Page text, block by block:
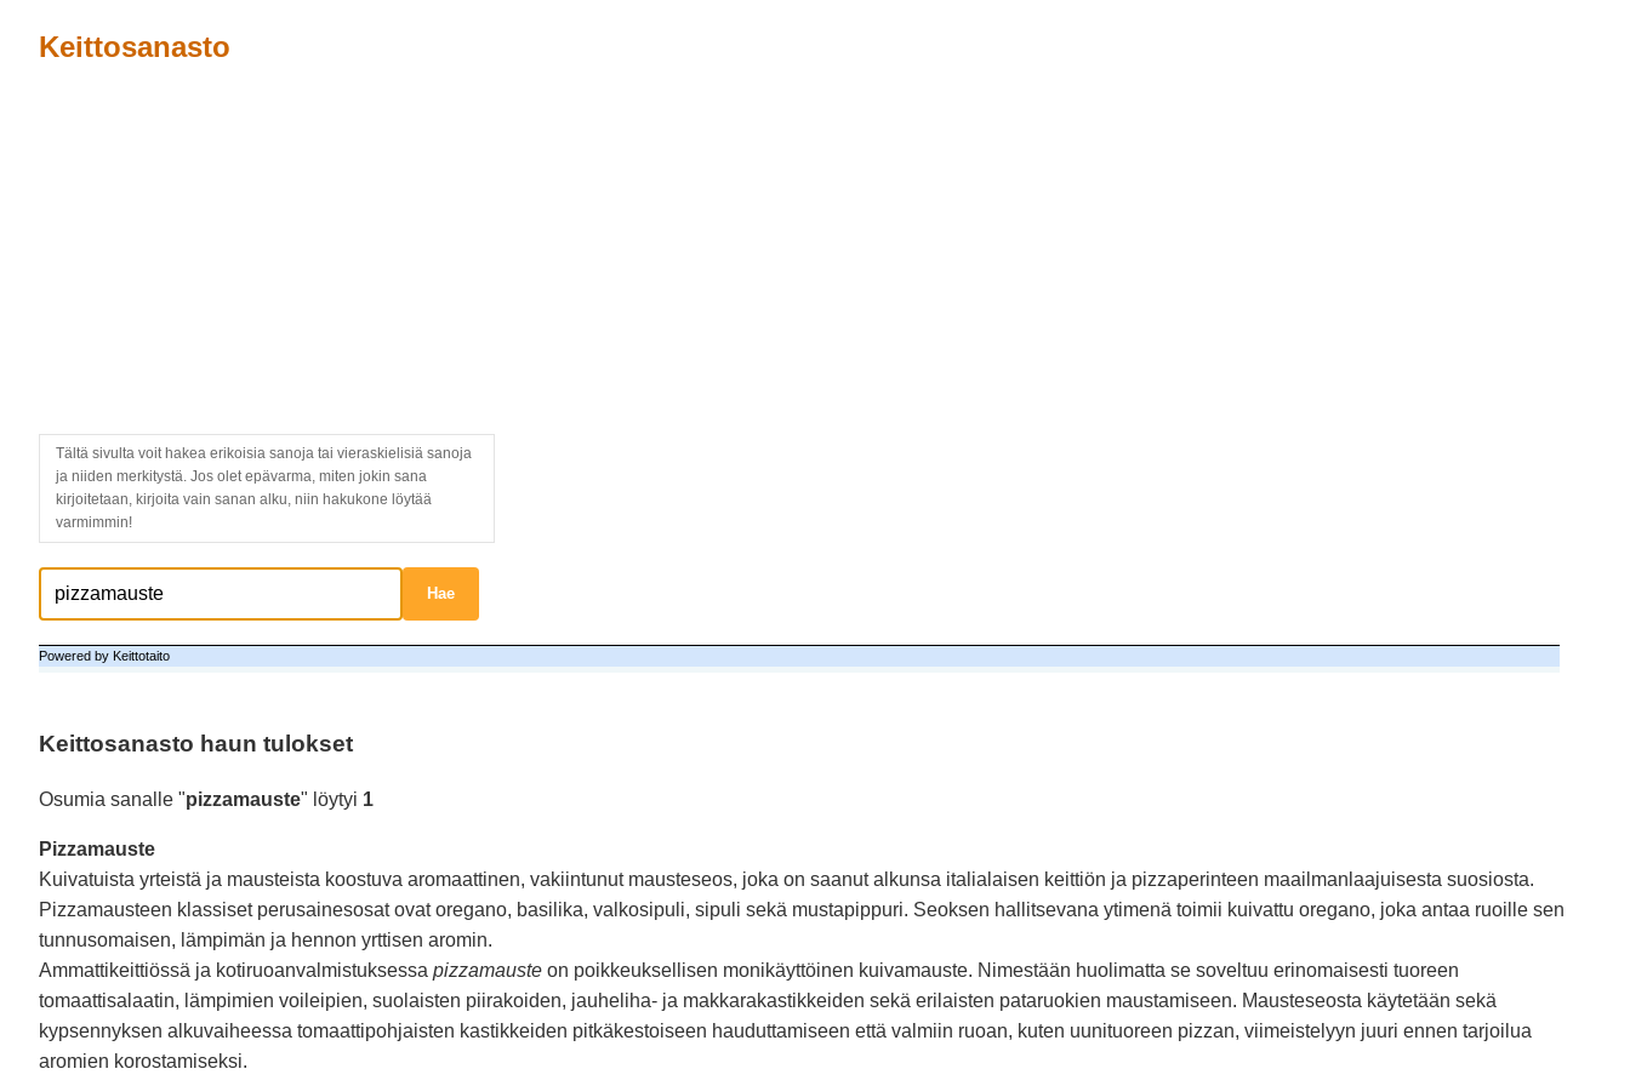
Keittosanasto
Tältä sivulta voit hakea erikoisia sanoja tai vieraskielisiä sanoja
ja niiden merkitystä. Jos olet epävarma, miten jokin sana
kirjoitetaan, kirjoita vain sanan alku, niin hakukone löytää
varmimmin!
Powered by Keittotaito
Keittosanasto haun tulokset
Osumia sanalle "pizzamauste" löytyi 1
Pizzamauste
Kuivatuista yrteistä ja mausteista koostuva aromaattinen, vakiintunut mausteseos, joka on saanut alkunsa italialaisen keittiön ja pizzaperinteen maailmanlaajuisesta suosiosta.
Pizzamausteen klassiset perusainesosat ovat oregano, basilika, valkosipuli, sipuli sekä mustapippuri. Seoksen hallitsevana ytimenä toimii kuivattu oregano, joka antaa ruoille sen
tunnusomaisen, lämpimän ja hennon yrttisen aromin.
Ammattikeittiössä ja kotiruoanvalmistuksessa pizzamauste on poikkeuksellisen monikäyttöinen kuivamauste. Nimestään huolimatta se soveltuu erinomaisesti tuoreen
tomaattisalaatin, lämpimien voileipien, suolaisten piirakoiden, jauheliha- ja makkarakastikkeiden sekä erilaisten pataruokien maustamiseen. Mausteseosta käytetään sekä
kypsennyksen alkuvaiheessa tomaattipohjaisten kastikkeiden pitkäkestoiseen hauduttamiseen että valmiin ruoan, kuten uunituoreen pizzan, viimeistelyyn juuri ennen tarjoilua
aromien korostamiseksi.